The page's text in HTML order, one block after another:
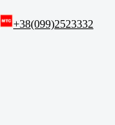
+38(099)2523332